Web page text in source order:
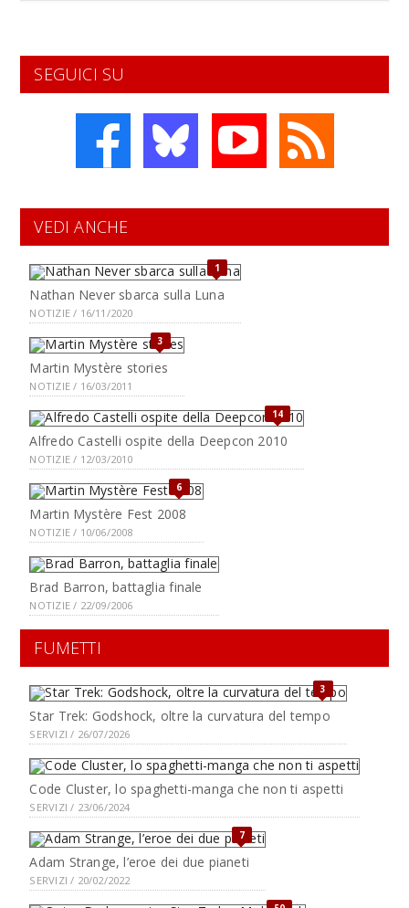
SEGUICI SU
VEDI ANCHE
1
Nathan Never sbarca sulla Luna
NOTIZIE / 16/11/2020
3
Martin Mystère stories
NOTIZIE / 16/03/2011
14
Alfredo Castelli ospite della Deepcon 2010
NOTIZIE / 12/03/2010
6
Martin Mystère Fest 2008
NOTIZIE / 10/06/2008
Brad Barron, battaglia finale
NOTIZIE / 22/09/2006
FUMETTI
3
Star Trek: Godshock, oltre la curvatura del tempo
SERVIZI / 26/07/2026
Code Cluster, lo spaghetti-manga che non ti aspetti
SERVIZI / 23/06/2024
7
Adam Strange, l’eroe dei due pianeti
SERVIZI / 20/02/2022